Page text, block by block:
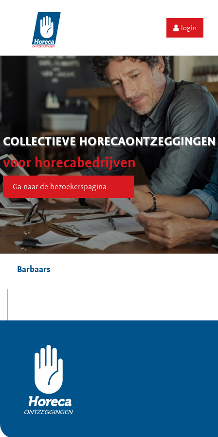
login
COLLECTIEVE HORECAONTZEGGINGEN
voor horecabedrijven
Ga naar de bezoekerspagina
Barbaars